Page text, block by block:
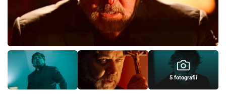
5 fotografií